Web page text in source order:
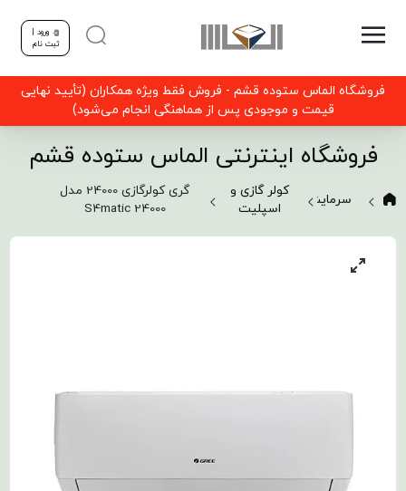
ورود |
ثبت نام
فروشگاه الماس ستوده قشم - فروش فقط ویژه همکاران (تأیید نهایی
قیمت و موجودی پس از هماهنگی انجام می‌شود)
فروشگاه اینترنتی الماس ستوده قشم
سرمایشی
کولر گازی و
اسپلیت
گری کولرگازی 24000 مدل
S4matic 24000